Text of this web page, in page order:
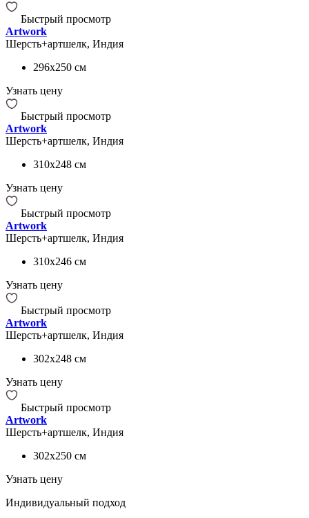
Быстрый просмотр
Artwork
Шерсть+артшелк, Индия
296x250 см
Узнать цену
Быстрый просмотр
Artwork
Шерсть+артшелк, Индия
310x248 см
Узнать цену
Быстрый просмотр
Artwork
Шерсть+артшелк, Индия
310x246 см
Узнать цену
Быстрый просмотр
Artwork
Шерсть+артшелк, Индия
302x248 см
Узнать цену
Быстрый просмотр
Artwork
Шерсть+артшелк, Индия
302x250 см
Узнать цену
Индивидуальный подход